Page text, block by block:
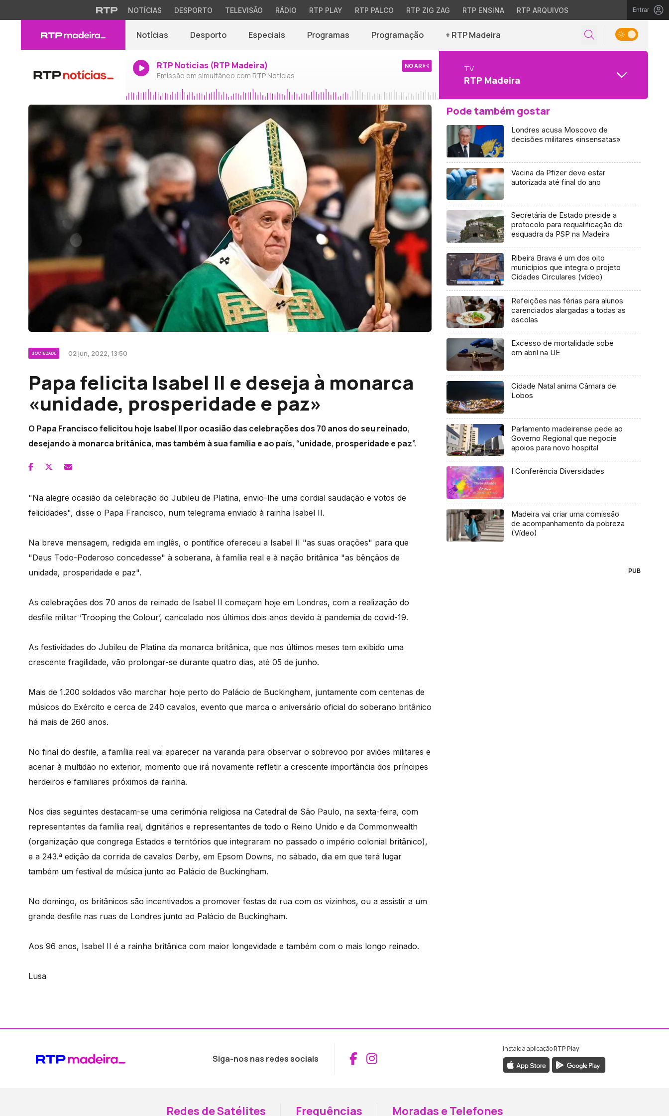
NOTÍCIAS DESPORTO TELEVISÃO RÁDIO RTP PLAY RTP PALCO RTP ZIG ZAG RTP ENSINA RTP ARQUIVOS Entrar
Notícias Desporto Especiais Programas Programação + RTP Madeira
RTP Notícias (RTP Madeira)
Emissão em simultâneo com RTP Notícias
NO AR TV
RTP Madeira
SOCIEDADE 02 jun, 2022, 13:50
Papa felicita Isabel II e deseja à monarca
«unidade, prosperidade e paz»
O Papa Francisco felicitou hoje Isabel II por ocasião das celebrações dos 70 anos do seu reinado,
desejando à monarca britânica, mas também à sua família e ao país, “unidade, prosperidade e paz”.
"Na alegre ocasião da celebração do Jubileu de Platina, envio-lhe uma cordial saudação e votos de
felicidades", disse o Papa Francisco, num telegrama enviado à rainha Isabel II.
Na breve mensagem, redigida em inglês, o pontífice ofereceu a Isabel II "as suas orações" para que
"Deus Todo-Poderoso concedesse" à soberana, à família real e à nação britânica "as bênçãos de
unidade, prosperidade e paz".
As celebrações dos 70 anos de reinado de Isabel II começam hoje em Londres, com a realização do
desfile militar ’Trooping the Colour’, cancelado nos últimos dois anos devido à pandemia de covid-19.
As festividades do Jubileu de Platina da monarca britânica, que nos últimos meses tem exibido uma
crescente fragilidade, vão prolongar-se durante quatro dias, até 05 de junho.
Mais de 1.200 soldados vão marchar hoje perto do Palácio de Buckingham, juntamente com centenas de
músicos do Exército e cerca de 240 cavalos, evento que marca o aniversário oficial do soberano britânico
há mais de 260 anos.
No final do desfile, a família real vai aparecer na varanda para observar o sobrevoo por aviões militares e
acenar à multidão no exterior, momento que irá novamente refletir a crescente importância dos príncipes
herdeiros e familiares próximos da rainha.
Nos dias seguintes destacam-se uma cerimónia religiosa na Catedral de São Paulo, na sexta-feira, com
representantes da família real, dignitários e representantes de todo o Reino Unido e da Commonwealth
(organização que congrega Estados e territórios que integraram no passado o império colonial britânico),
e a 243.ª edição da corrida de cavalos Derby, em Epsom Downs, no sábado, dia em que terá lugar
também um festival de música junto ao Palácio de Buckingham.
No domingo, os britânicos são incentivados a promover festas de rua com os vizinhos, ou a assistir a um
grande desfile nas ruas de Londres junto ao Palácio de Buckingham.
Aos 96 anos, Isabel II é a rainha britânica com maior longevidade e também com o mais longo reinado.
Lusa
Pode também gostar
Londres acusa Moscovo de
decisões militares «insensatas»
Vacina da Pfizer deve estar
autorizada até final do ano
Secretária de Estado preside a
protocolo para requalificação de
esquadra da PSP na Madeira
Ribeira Brava é um dos oito
municípios que integra o projeto
Cidades Circulares (vídeo)
Refeições nas férias para alunos
carenciados alargadas a todas as
escolas
Excesso de mortalidade sobe
em abril na UE
Cidade Natal anima Câmara de
Lobos
Parlamento madeirense pede ao
Governo Regional que negocie
apoios para novo hospital
I Conferência Diversidades
Madeira vai criar uma comissão
de acompanhamento da pobreza
(Vídeo)
PUB
Siga-nos nas redes sociais Aceder ao Facebook da RTP Madeira
Aceder ao Instagram da RTP Madeira
Instale a aplicaçãoRTP Play
Redes de Satélites Frequências Moradas e Telefones